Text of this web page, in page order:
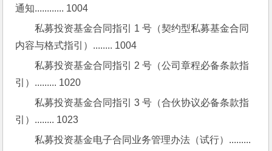
通知............ 1004
私募投资基金合同指引 1 号（契约型私募基金合同
内容与格式指引）........ 1004
私募投资基金合同指引 2 号（公司章程必备条款指
引）......... 1020
私募投资基金合同指引 3 号（合伙协议必备条款指
引）........ 1023
私募投资基金电子合同业务管理办法（试行）.........